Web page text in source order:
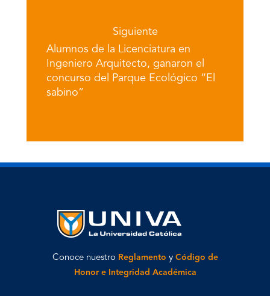
Siguiente
Alumnos de la Licenciatura en
Ingeniero Arquitecto, ganaron el
concurso del Parque Ecológico “El
sabino”
Conoce nuestro Reglamento y Código de
Honor e Integridad Académica